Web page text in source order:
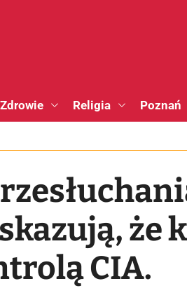
Zdrowie Religia Poznań
że
CIA.